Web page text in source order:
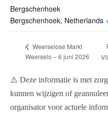
Bergschenhoek
Bergschenhoek, Netherlands
Weerselose Markt
Weerselo – 6 juni 2026
⚠️ Deze informatie is met zorg
kunnen wijzigen of
organisator voor actuele